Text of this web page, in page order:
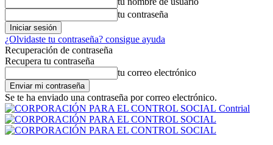
tu contraseña
¿Olvidaste tu contraseña? consigue ayuda
Recuperación de contraseña
Recupera tu contraseña
tu correo electrónico
Se te ha enviado una contraseña por correo electrónico.
Contrial